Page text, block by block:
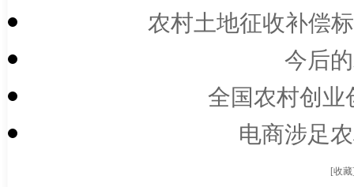
农村土地征收补偿
今后
全国农村创业
电商涉足
[收